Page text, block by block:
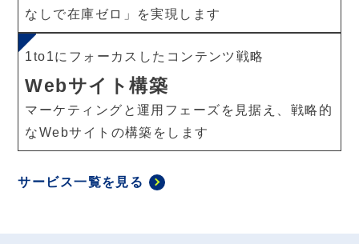
なしで在庫ゼロ」を実現します
1to1にフォーカスしたコンテンツ戦略
Webサイト構築
マーケティングと運用フェーズを見据え、戦略的
なWebサイトの構築をします
サービス一覧を見る